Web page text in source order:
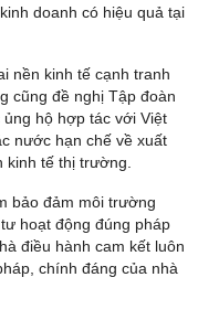
doanh có hiệu quả tại
nền kinh tế cạnh tranh
cũng đề nghị Tập đoàn
hộ hợp tác với Việt
nước hạn chế về xuất
kinh tế thị trường.
bảo đảm môi trường
hoạt động đúng pháp
điều hành cam kết luôn
chính đáng của nhà